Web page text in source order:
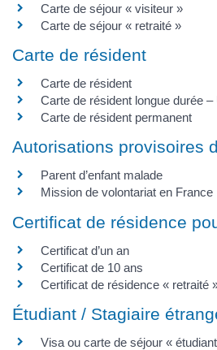
Carte de séjour « visiteur »
Carte de séjour « retraité »
Carte de résident
Carte de résident
Carte de résident longue durée –
Carte de résident permanent
Autorisations provisoires
Parent d’enfant malade
Mission de volontariat en France
Certificat de résidence
Certificat d’un an
Certificat de 10 ans
Certificat de résidence « retraité
Étudiant / Stagiaire
Visa ou carte de séjour «